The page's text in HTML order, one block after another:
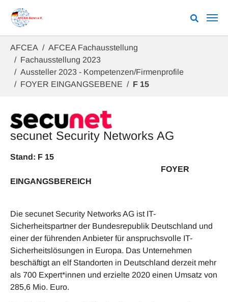
AFCEA
AFCEA Fachausstellung
Fachausstellung 2023
Aussteller 2023 - Kompetenzen/Firmenprofile
FOYER EINGANGSEBENE
F 15
secunet Security Networks AG
Stand: F 15
FOYER
EINGANGSBEREICH
Die secunet Security Networks AG ist IT-
Sicherheitspartner der Bundesrepublik Deutschland und
einer der führenden Anbieter für anspruchsvolle IT-
Sicherheitslösungen in Europa. Das Unternehmen
beschäftigt an elf Standorten in Deutschland derzeit mehr
als 700 Expert*innen und erzielte 2020 einen Umsatz von
285,6 Mio. Euro.